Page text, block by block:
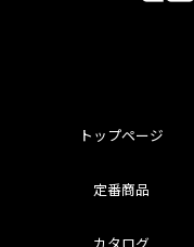
トップページ
定番商品